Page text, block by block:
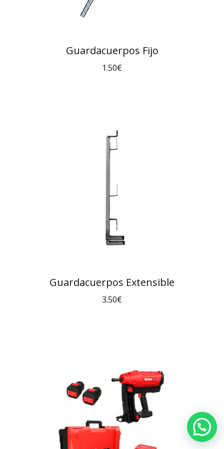
Guardacuerpos Fijo
1.50€
Guardacuerpos Extensible
3.50€